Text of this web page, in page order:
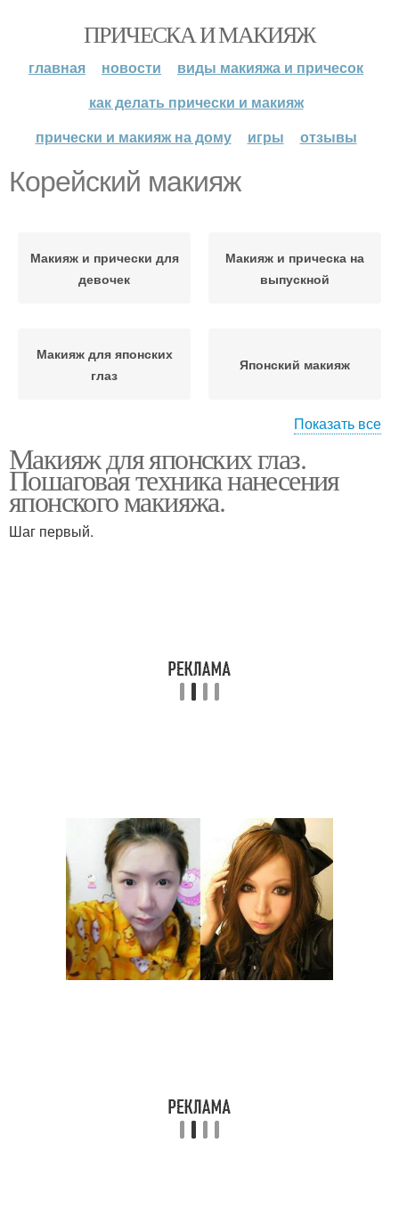
ПРИЧЕСКА И МАКИЯЖ
главная новости
виды макияжа и причесок
как делать прически и макияж
прически и макияж на дому
игры отзывы
Корейский макияж
Макияж и прически для
девочек
Макияж и прическа на
выпускной
Макияж для японских
глаз
Японский макияж
Макияж для увеличения Японские макияжи
Показать все
Макияж для японских глаз.
Пошаговая техника нанесения
японского макияжа.
Шаг первый.